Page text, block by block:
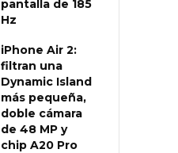
pantalla de 185
Hz
iPhone Air 2:
filtran una
Dynamic Island
más pequeña,
doble cámara
de 48 MP y
chip A20 Pro